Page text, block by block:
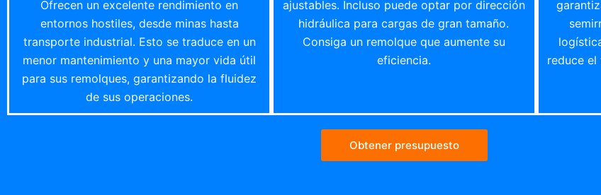
Ofrecen un excelente rendimiento en
entornos hostiles, desde minas hasta
transporte industrial. Esto se traduce en un
menor mantenimiento y una mayor vida útil
para sus remolques, garantizando la fluidez
de sus operaciones.
ajustables. Incluso puede optar por dirección
hidráulica para cargas de gran tamaño.
Consiga un remolque que aumente su
eficiencia.
reduce
Obtener presupuesto